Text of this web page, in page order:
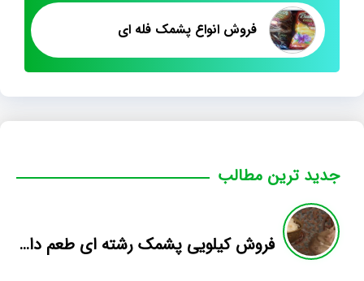
فروش انواع پشمک فله ای
جدید ترین مطالب
فروش کیلویی پشمک رشته ای طعم دار میوه